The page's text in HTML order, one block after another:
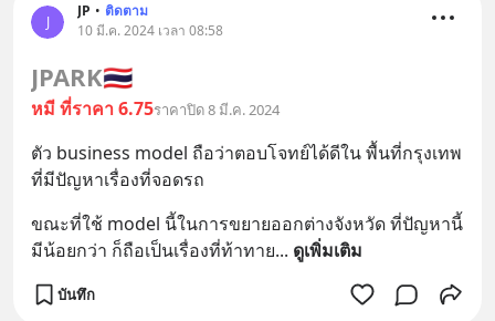
J
JP • ติดตาม
10 มี.ค. 2024 เวลา 08:58
JPARK🇹🇭
หมี ที่ราคา 6.75ราคาปิด 8 มี.ค. 2024
ตัว business model ถือว่าตอบโจทย์ได้ดีใน พื้นที่กรุงเทพ
ที่มีปัญหาเรื่องที่จอดรถ
ขณะที่ใช้ model นี้ในการขยายออกต่างจังหวัด ที่ปัญหานี้
มีน้อยกว่า ก็ถือเป็นเรื่องที่ท้าทาย... ดูเพิ่มเติม
บันทึก